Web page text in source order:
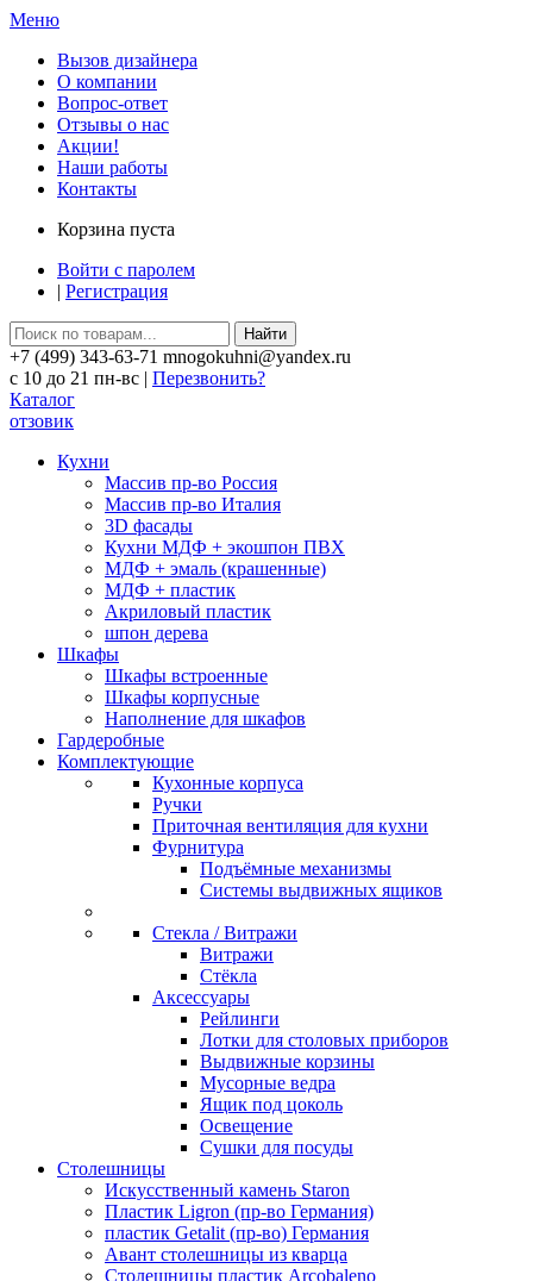
Меню
Вызов дизайнера
О компании
Вопрос-ответ
Отзывы о нас
Акции!
Наши работы
Контакты
Корзина пуста
Войти с паролем
| Регистрация
Найти
+7 (499) 343-63-71 mnogokuhni@yandex.ru
c 10 до 21 пн-вс | Перезвонить?
Каталог
отзовик
Кухни
Массив пр-во Россия
Массив пр-во Италия
3D фасады
Кухни МДФ + экошпон ПВХ
МДФ + эмаль (крашенные)
МДФ + пластик
Акриловый пластик
шпон дерева
Шкафы
Шкафы встроенные
Шкафы корпусные
Наполнение для шкафов
Гардеробные
Комплектующие
Кухонные корпуса
Ручки
Приточная вентиляция для кухни
Фурнитура
Подъёмные механизмы
Системы выдвижных ящиков
Стекла / Витражи
Витражи
Стёкла
Аксессуары
Рейлинги
Лотки для столовых приборов
Выдвижные корзины
Мусорные ведра
Ящик под цоколь
Освещение
Сушки для посуды
Столешницы
Искусственный камень Staron
Пластик Ligron (пр-во Германия)
пластик Getalit (пр-во) Германия
Авант столешницы из кварца
Столешницы пластик Arcobaleno